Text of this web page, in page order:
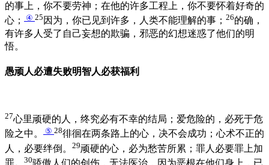
的事上，你不要劳神；在他的许多工程上，你不要怀着好奇的
心；
④ 25 因为，你已见到许多，人类不能理解的事； 26的确，
有许多人受了自己妄想的欺骗，邪恶的幻想迷惑了他们的明
悟。
愚顽人必遭失败明智人必获福利
27心里顽硬的人，终究必有不幸的结局；爱危险的，必死于危
险之中。
⑤ 28徘徊在两条路上的心，决不会成功；心术不正的
人，必要绊倒。 29顽硬的心，必为愁苦所累；罪人必要罪上加
30